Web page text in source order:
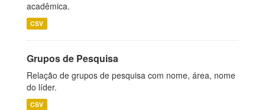
acadêmica.
CSV
Grupos de Pesquisa
Relação de grupos de pesquisa com nome, área, nome
do líder.
CSV